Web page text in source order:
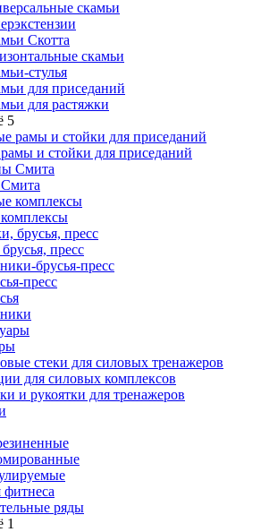
скамьи
Скотта
скамьи
стулья
для приседаний
для растяжки
5
и стойки для приседаний
пресс
брусья-пресс
пресс
стеки для силовых тренажеров
для силовых комплексов
и рукоятки для тренажеров
фитнеса
ряды
1